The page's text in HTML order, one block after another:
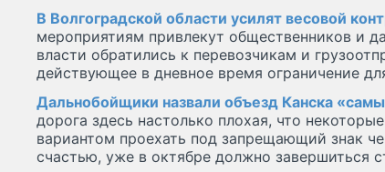
В Волгоградской области усилят весовой
мероприятиям привлекут общественников и
власти обратились к перевозчикам и
действующее в дневное время ограничение
Дальнобойщики назвали объезд Канска
дорога здесь настолько плохая, что
вариантом проехать под запрещающий знак
счастью, уже в октябре должно завершиться